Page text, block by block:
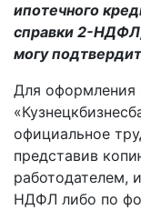
ипотечного
справки 2-
могу
Для оформления
официальное
представив
работодателем,
НДФЛ либо по